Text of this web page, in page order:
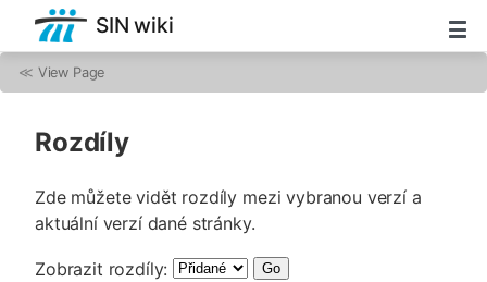
SIN wiki
≪ View Page
Rozdíly
Zde můžete vidět rozdíly mezi vybranou verzí a
aktuální verzí dané stránky.
Zobrazit rozdíly: Go